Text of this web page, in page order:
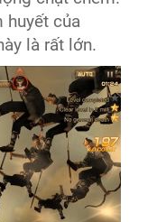
huyết của
là rất lớn.